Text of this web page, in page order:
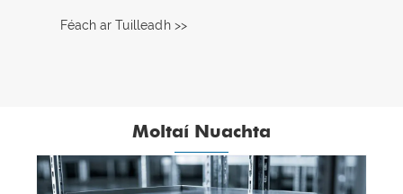
Féach ar Tuilleadh >>
Moltaí Nuachta